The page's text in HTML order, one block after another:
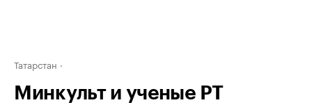
Татарстан
Минкульт и ученые РТ